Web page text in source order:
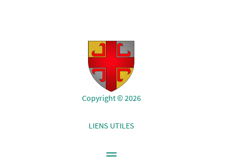
Copyright © 2026
LIENS UTILES